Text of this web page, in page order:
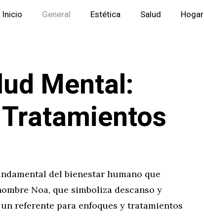
Inicio General Estética Salud Hogar
Mental:
del bienestar humano que
Noa, que simboliza descanso y
referente para enfoques y tratamientos